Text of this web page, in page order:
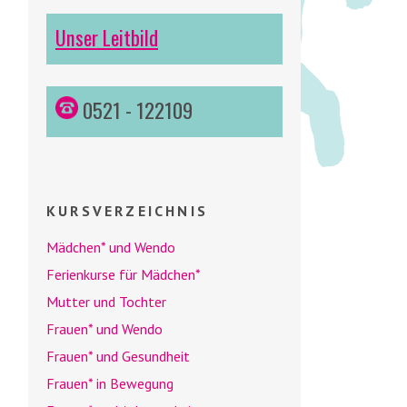
Unser Leitbild
0521 - 122109
KURSVERZEICHNIS
Mädchen* und Wendo
Ferienkurse für Mädchen*
Mutter und Tochter
Frauen* und Wendo
Frauen* und Gesundheit
Frauen* in Bewegung